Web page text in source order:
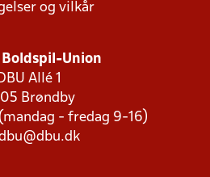
og vilkår
Boldspil-Union
DBU Allé 1
Brøndby
- fredag 9-16)